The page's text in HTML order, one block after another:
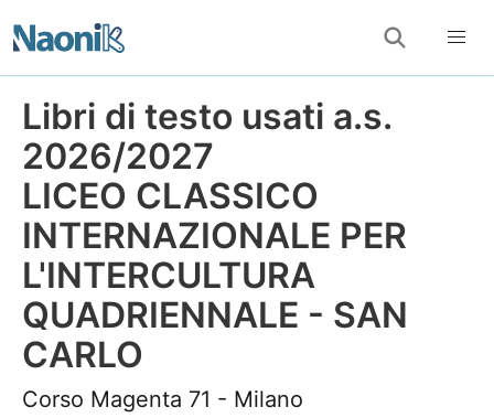
Libri di testo usati a.s.
2026/2027
LICEO CLASSICO
INTERNAZIONALE PER
L'INTERCULTURA
QUADRIENNALE - SAN
CARLO
Corso Magenta 71 - Milano